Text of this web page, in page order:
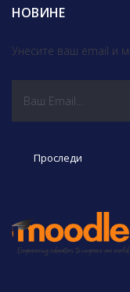
НОВИНЕ
Унесите ваш email и